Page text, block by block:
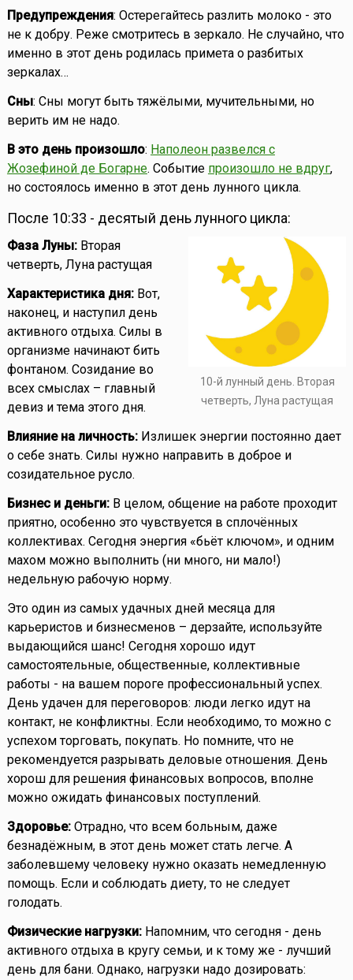
Предупреждения: Остерегайтесь разлить молоко - это
не к добру. Реже смотритесь в зеркало. Не случайно, что
именно в этот день родилась примета о разбитых
зеркалах…
Сны: Сны могут быть тяжёлыми, мучительными, но
верить им не надо.
В это день произошло: Наполеон развелся с
Жозефиной де Богарне. Событие произошло не вдруг,
но состоялось именно в этот день лунного цикла.
После 10:33 - десятый день лунного цикла:
10-й лунный день. Вторая
четверть, Луна растущая
Фаза Луны: Вторая
четверть, Луна растущая
Характеристика дня:Вот,
наконец, и наступил день
активного отдыха. Силы в
организме начинают бить
фонтаном. Созидание во
всех смыслах – главный
девиз и тема этого дня.
Влияние на личность:Излишек энергии постоянно дает
о себе знать. Силы нужно направить в доброе и
созидательное русло.
Бизнес и деньги:В целом, общение на работе проходит
приятно, особенно это чувствуется в сплочённых
коллективах. Сегодня энергия «бьёт ключом», и одним
махом можно выполнить (ни много, ни мало!)
недельную рабочую норму.
Это один из самых удачных дней месяца для
карьеристов и бизнесменов – дерзайте, используйте
выдающийся шанс! Сегодня хорошо идут
самостоятельные, общественные, коллективные
работы - на вашем пороге профессиональный успех.
День удачен для переговоров: люди легко идут на
контакт, не конфликтны. Если необходимо, то можно с
успехом торговать, покупать. Но помните, что не
рекомендуется разрывать деловые отношения. День
хорош для решения финансовых вопросов, вполне
можно ожидать финансовых поступлений.
Здоровье: Отрадно, что всем больным, даже
безнадёжным, в этот день может стать легче. А
заболевшему человеку нужно оказать немедленную
помощь. Если и соблюдать диету, то не следует
голодать.
Физические нагрузки: Напомним, что сегодня - день
активного отдыха в кругу семьи, и к тому же - лучший
день для бани. Однако, нагрузки надо дозировать: